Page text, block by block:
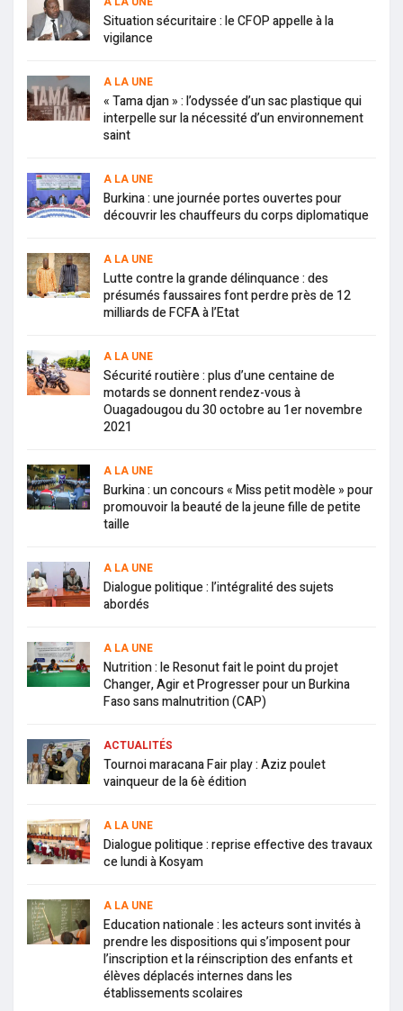
Situation sécuritaire : le CFOP appelle à la
vigilance
A LA UNE
« Tama djan » : l’odyssée d’un sac plastique qui
interpelle sur la nécessité d’un environnement
saint
A LA UNE
Burkina : une journée portes ouvertes pour
découvrir les chauffeurs du corps diplomatique
A LA UNE
Lutte contre la grande délinquance : des
présumés faussaires font perdre près de 12
milliards de FCFA à l’Etat
A LA UNE
Sécurité routière : plus d’une centaine de
motards se donnent rendez-vous à
Ouagadougou du 30 octobre au 1er novembre
2021
A LA UNE
Burkina : un concours « Miss petit modèle » pour
promouvoir la beauté de la jeune fille de petite
taille
A LA UNE
Dialogue politique : l’intégralité des sujets
abordés
A LA UNE
Nutrition : le Resonut fait le point du projet
Changer, Agir et Progresser pour un Burkina
Faso sans malnutrition (CAP)
ACTUALITÉS
Tournoi maracana Fair play : Aziz poulet
vainqueur de la 6è édition
A LA UNE
Dialogue politique : reprise effective des travaux
ce lundi à Kosyam
A LA UNE
Education nationale : les acteurs sont invités à
prendre les dispositions qui s’imposent pour
l’inscription et la réinscription des enfants et
élèves déplacés internes dans les
établissements scolaires